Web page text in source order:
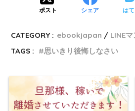
ポスト シェア は
CATEGORY : ebookjapan LINE
TAGS :
思いきり後悔しなさい